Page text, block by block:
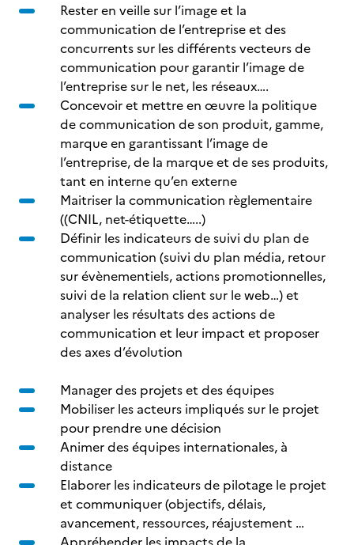
Rester en veille sur l’image et la
communication de l’entreprise et des
concurrents sur les différents vecteurs de
communication pour garantir l’image de
l’entreprise sur le net, les réseaux….
Concevoir et mettre en œuvre la politique
de communication de son produit, gamme,
marque en garantissant l’image de
l’entreprise, de la marque et de ses produits,
tant en interne qu’en externe
Maitriser la communication règlementaire
((CNIL, net-étiquette…..)
Définir les indicateurs de suivi du plan de
communication (suivi du plan média, retour
sur évènementiels, actions promotionnelles,
suivi de la relation client sur le web…) et
analyser les résultats des actions de
communication et leur impact et proposer
des axes d’évolution
Manager des projets et des équipes
Mobiliser les acteurs impliqués sur le projet
pour prendre une décision
Animer des équipes internationales, à
distance
Elaborer les indicateurs de pilotage le projet
et communiquer (objectifs, délais,
avancement, ressources, réajustement …